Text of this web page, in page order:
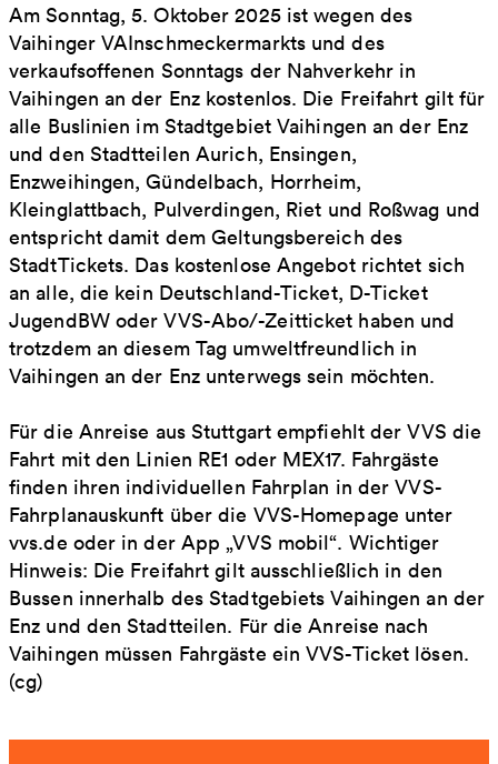
Am Sonntag, 5. Oktober 2025 ist wegen des
Vaihinger VAInschmeckermarkts und des
verkaufsoffenen Sonntags der Nahverkehr in
Vaihingen an der Enz kostenlos. Die Freifahrt gilt für
alle Buslinien im Stadtgebiet Vaihingen an der Enz
und den Stadtteilen Aurich, Ensingen,
Enzweihingen, Gündelbach, Horrheim,
Kleinglattbach, Pulverdingen, Riet und Roßwag und
entspricht damit dem Geltungsbereich des
StadtTickets. Das kostenlose Angebot richtet sich
an alle, die kein Deutschland-Ticket, D-Ticket
JugendBW oder VVS-Abo/-Zeitticket haben und
trotzdem an diesem Tag umweltfreundlich in
Vaihingen an der Enz unterwegs sein möchten.
Für die Anreise aus Stuttgart empfiehlt der VVS die
Fahrt mit den Linien RE1 oder MEX17. Fahrgäste
finden ihren individuellen Fahrplan in der VVS-
Fahrplanauskunft über die VVS-Homepage unter
vvs.de oder in der App „VVS mobil“. Wichtiger
Hinweis: Die Freifahrt gilt ausschließlich in den
Bussen innerhalb des Stadtgebiets Vaihingen an der
Enz und den Stadtteilen. Für die Anreise nach
Vaihingen müssen Fahrgäste ein VVS-Ticket lösen.
(cg)